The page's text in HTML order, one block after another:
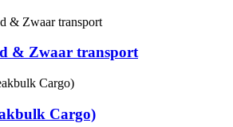
& Zwaar transport
Cargo)